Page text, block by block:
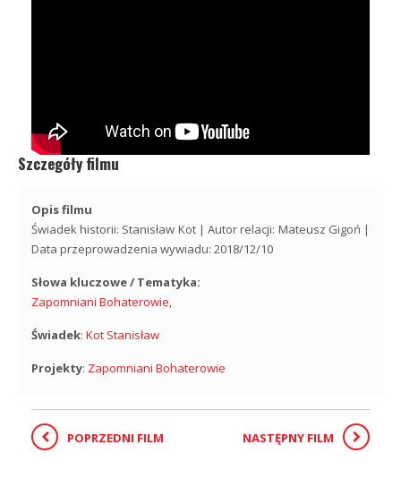
Szczegóły filmu
Opis filmu
Świadek historii: Stanisław Kot | Autor relacji: Mateusz Gigoń |
Data przeprowadzenia wywiadu: 2018/12/10
Słowa kluczowe / Tematyka:
Zapomniani Bohaterowie,
Świadek: Kot Stanisław
Projekty: Zapomniani Bohaterowie
POPRZEDNI FILM NASTĘPNY FILM